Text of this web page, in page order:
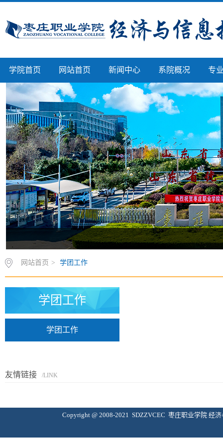
学院首页 网站首页 新闻中心 系院概况 专
网站首页 > 学团工作
学团工作
学团工作
友情链接 /LINK
Copyright @ 2008-2021 SDZZVCEC 枣庄职业学院